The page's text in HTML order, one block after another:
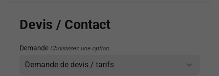
Devis / Contact
Demande Choisissez une option